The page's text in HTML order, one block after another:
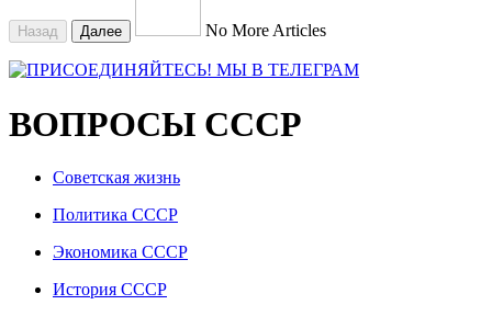
Назад Далее No More Articles
ВОПРОСЫ СССР
Советская жизнь
Политика СССР
Экономика СССР
История СССР